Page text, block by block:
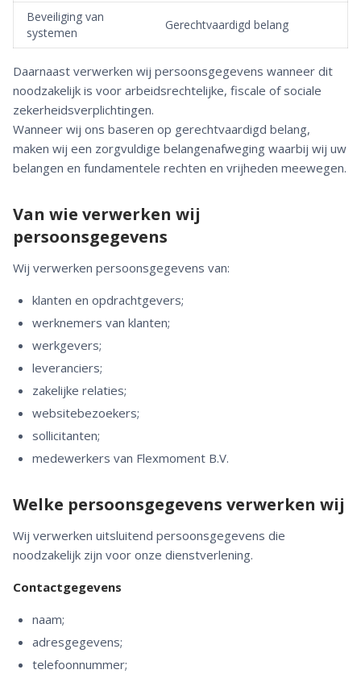
Beveiliging van
systemen
Gerechtvaardigd belang
Daarnaast verwerken wij persoonsgegevens wanneer dit
noodzakelijk is voor arbeidsrechtelijke, fiscale of sociale
zekerheidsverplichtingen.
Wanneer wij ons baseren op gerechtvaardigd belang,
maken wij een zorgvuldige belangenafweging waarbij wij uw
belangen en fundamentele rechten en vrijheden meewegen.
Van wie verwerken wij
persoonsgegevens
Wij verwerken persoonsgegevens van:
klanten en opdrachtgevers;
werknemers van klanten;
werkgevers;
leveranciers;
zakelijke relaties;
websitebezoekers;
sollicitanten;
medewerkers van Flexmoment B.V.
Welke persoonsgegevens verwerken wij
Wij verwerken uitsluitend persoonsgegevens die
noodzakelijk zijn voor onze dienstverlening.
Contactgegevens
naam;
adresgegevens;
telefoonnummer;